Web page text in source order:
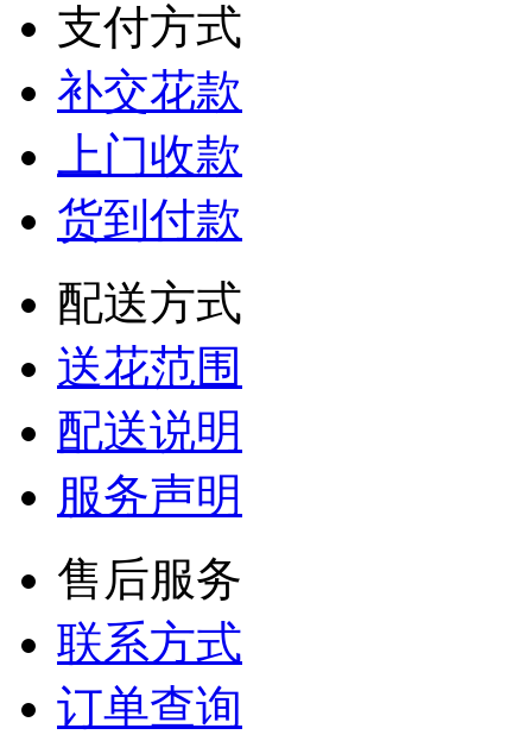
支付方式
补交花款
上门收款
货到付款
配送方式
送花范围
配送说明
服务声明
售后服务
联系方式
订单查询